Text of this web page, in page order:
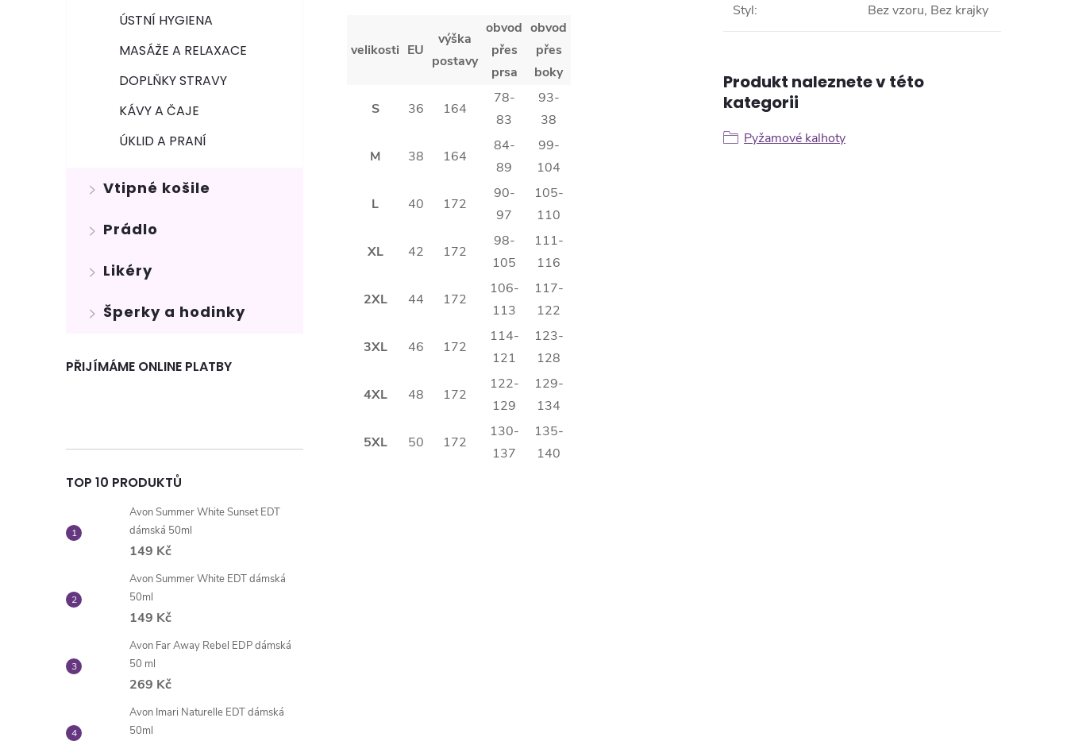
ÚSTNÍ HYGIENA
MASÁŽE A RELAXACE
DOPLŇKY STRAVY
KÁVY A ČAJE
ÚKLID A PRANÍ
Vtipné košile
Prádlo
Likéry
Šperky a hodinky
PŘIJÍMÁME ONLINE PLATBY
TOP 10 PRODUKTŮ
Avon Summer White Sunset EDT
dámská 50ml
149 Kč
Avon Summer White EDT dámská
50ml
149 Kč
Avon Far Away Rebel EDP dámská
50 ml
269 Kč
Avon Imari Naturelle EDT dámská
50ml
velikosti EU
výška
postavy
obvod
přes
prsa
obvod
přes
boky
S 36 164
78-
83
93-
38
M 38 164
84-
89
99-
104
L 40 172
90-
97
105-
110
XL 42 172
98-
105
111-
116
2XL 44 172
106-
113
117-
122
3XL 46 172
114-
121
123-
128
4XL 48 172
122-
129
129-
134
5XL 50 172
130-
137
135-
140
Styl: Bez vzoru, Bez krajky
Produkt naleznete v této
kategorii
Pyžamové kalhoty